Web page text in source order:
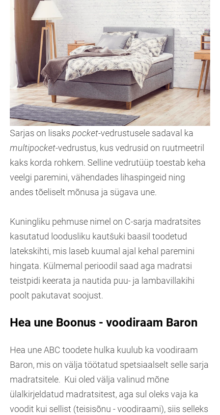
Sarjas on lisaks pocket-vedrustusele sadaval ka
multipocket-vedrustus, kus vedrusid on ruutmeetril
kaks korda rohkem. Selline vedrutüüp toestab keha
veelgi paremini, vähendades lihaspingeid ning
andes tõeliselt mõnusa ja sügava une.
Kuningliku pehmuse nimel on C-sarja madratsites
kasutatud loodusliku kautšuki baasil toodetud
latekskihti, mis laseb kuumal ajal kehal paremini
hingata. Külmemal perioodil saad aga madratsi
teistpidi keerata ja nautida puu- ja lambavillakihi
poolt pakutavat soojust.
Hea une Boonus - voodiraam Baron
Hea une ABC toodete hulka kuulub ka voodiraam
Baron, mis on välja töötatud spetsiaalselt selle sarja
madratsitele. Kui oled välja valinud mõne
ülalkirjeldatud madratsitest, aga sul oleks vaja ka
voodit kui sellist (teisisõnu - voodiraami), siis selleks